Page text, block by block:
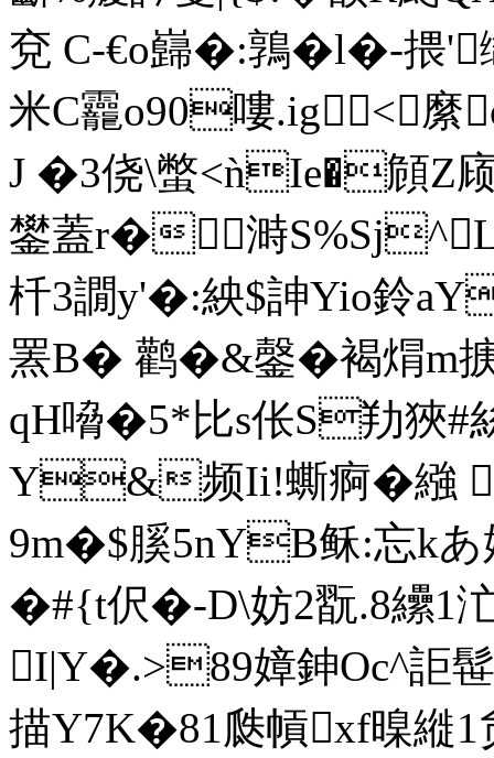
兗 C-€o巋�:鶉�l�-揋'
米C龗o90嘍.ig <
J �3侥\蟞<ǹIe�頠Z
鐢蓋r�溡
杄3譋y'�:紻$訷Yio鈴
罴B� 鹳�&鏧� 褐焨m掶
qH嗋�5*比s伥S劷
Y&频Ii!蟖痾�繈
9m�$膎5nYB稣:忘kあ
�#{t伬�-D\妨2翫.8纝1
I|Y�.>89嫜鉮Oc^詎
描Y7K�81瓞幊xf暞縰